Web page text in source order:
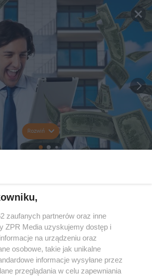
Rozwiń
zaufanych partnerów oraz inne
ZPR Media uzyskujemy dostęp i
na urządzeniu oraz
osobowe, takie jak unikalne
informacje wysyłane przez
przeglądania w celu zapewniania